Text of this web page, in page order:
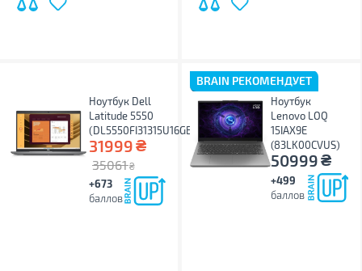
Ноутбук Dell
Latitude 5550
(DL5550FI31315U16GB512GBU)
31999₴
35061 ₴
+673
баллов
BRAIN РЕКОМЕНДУЕТ
Ноутбук
Lenovo LOQ
15IAX9E
(83LK00CVUS)
50999₴
+499
баллов